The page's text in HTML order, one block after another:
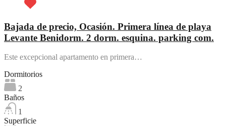
Bajada de precio, Ocasión. Primera línea de playa
Levante Benidorm. 2 dorm. esquina. parking com.
Este excepcional apartamento en primera…
Dormitorios
2
Baños
1
Superficie